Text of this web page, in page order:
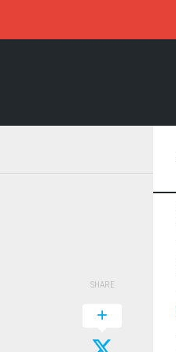
SHARE